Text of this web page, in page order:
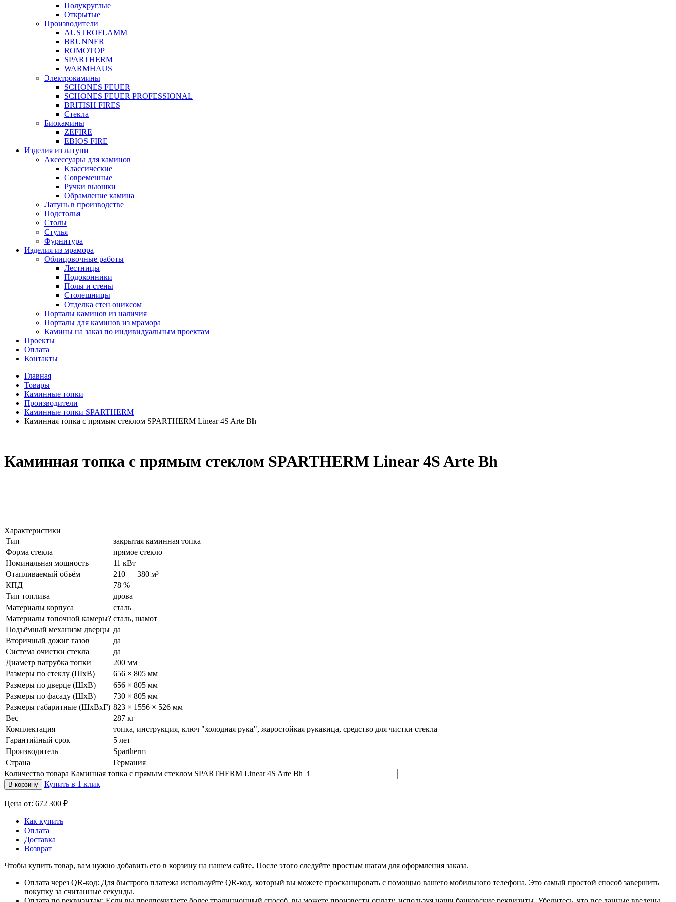
Полукруглые
Открытые
Производители
AUSTROFLAMM
BRUNNER
ROMOTOP
SPARTHERM
WARMHAUS
Электрокамины
SCHONES FEUER
SCHONES FEUER PROFESSIONAL
BRITISH FIRES
Стекла
Биокамины
ZEFIRE
EBIOS FIRE
Изделия из латуни
Аксессуары для каминов
Классические
Современные
Ручки вьюшки
Обрамление камина
Латунь в производстве
Подстолья
Столы
Стулья
Фурнитура
Изделия из мрамора
Облицовочные работы
Лестницы
Подоконники
Полы и стены
Столешницы
Отделка стен ониксом
Порталы каминов из наличия
Порталы для каминов из мрамора
Камины на заказ по индивидуальным проектам
Проекты
Оплата
Контакты
Главная
Товары
Каминные топки
Производители
Каминные топки SPARTHERM
Каминная топка с прямым стеклом SPARTHERM Linear 4S Arte Bh
Каминная топка с прямым стеклом SPARTHERM Linear 4S Arte Bh
Характеристики
Тип
закрытая каминная топка
Форма стекла
прямое стекло
Номинальная мощность
11 кВт
Отапливаемый объём
210 — 380 м³
КПД
78 %
Тип топлива
дрова
Материалы корпуса
сталь
Материалы топочной камеры? сталь, шамот
Подъёмный механизм дверцы да
Вторичный дожиг газов
да
Система очистки стекла
да
Диаметр патрубка топки
200 мм
Размеры по стеклу (ШхВ)
656 × 805 мм
Размеры по дверце (ШхВ)
656 × 805 мм
Размеры по фасаду (ШхВ)
730 × 805 мм
Размеры габаритные (ШхВхГ) 823 × 1556 × 526 мм
Вес
287 кг
Комплектация
топка, инструкция, ключ "холодная рука", жаростойкая рукавица, средство для чистки стекла
Гарантийный срок
5 лет
Производитель
Spartherm
Страна
Германия
Количество товара Каминная топка с прямым стеклом SPARTHERM Linear 4S Arte Bh
В корзину Купить в 1 клик
Цена от: 672 300 ₽
Как купить
Оплата
Доставка
Возврат
Чтобы купить товар, вам нужно добавить его в корзину на нашем сайте. После этого следуйте простым шагам для оформления заказа.
Оплата через QR-код: Для быстрого платежа используйте QR-код, который вы можете просканировать с помощью вашего мобильного телефона. Это самый простой способ завершить
покупку за считанные секунды.